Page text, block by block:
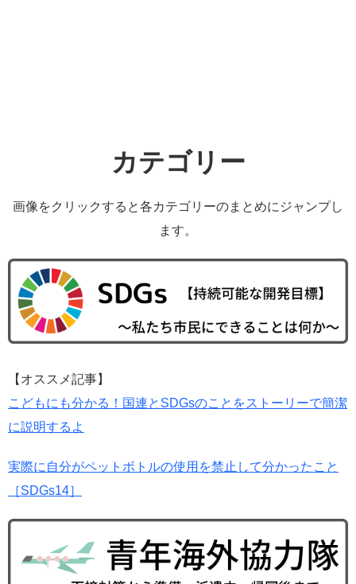
カテゴリー
画像をクリックすると各カテゴリーのまとめにジャンプし
ます。
【オススメ記事】
こどもにも分かる！国連とSDGsのことをストーリーで簡潔
に説明するよ
実際に自分がペットボトルの使用を禁止して分かったこと
［SDGs14］